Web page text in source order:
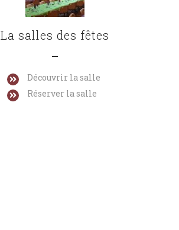
La salles des fêtes
Découvrir la salle
Réserver la salle